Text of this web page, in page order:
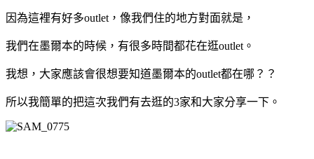
因為這裡有好多outlet，像我們住的地方對面就是，
我們在墨爾本的時候，有很多時間都花在逛outlet。
我想，大家應該會很想要知道墨爾本的outlet都在哪？？
所以我簡單的把這次我們有去逛的3家和大家分享一下。